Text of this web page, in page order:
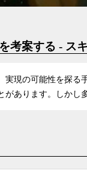
考案する - ス
現の可能性を探る
があります。しかし